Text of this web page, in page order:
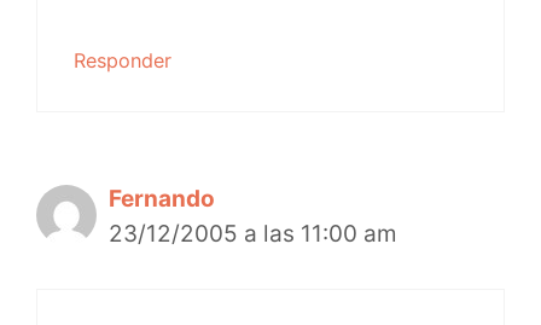
Responder
Fernando
23/12/2005 a las 11:00 am